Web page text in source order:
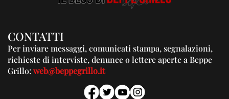
CONTATTI
Per inviare messaggi, comunicati stampa, segnalazioni,
richieste di interviste, denunce o lettere aperte a Beppe
Grillo:web@beppegrillo.it